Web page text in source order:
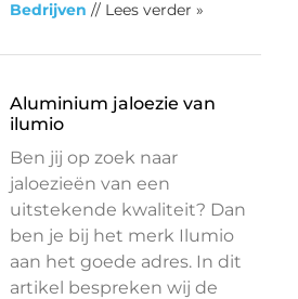
Bedrijven // Lees verder »
Aluminium jaloezie van
ilumio
Ben jij op zoek naar
jaloezieën van een
uitstekende kwaliteit? Dan
ben je bij het merk Ilumio
aan het goede adres. In dit
artikel bespreken wij de